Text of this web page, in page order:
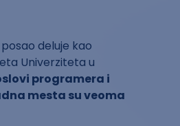
deluje kao
Univerziteta u
programera i
mesta su veoma